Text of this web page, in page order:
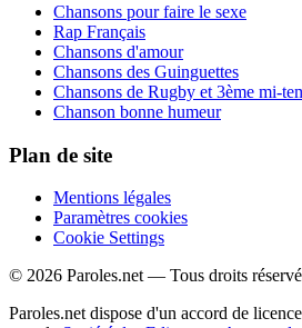
Chansons pour faire le sexe
Rap Français
Chansons d'amour
Chansons des Guinguettes
Chansons de Rugby et 3ème mi-
Chanson bonne humeur
Plan de site
Mentions légales
Paramètres cookies
Cookie Settings
© 2026 Paroles.net — Tous droits
Paroles.net dispose d'un accord de